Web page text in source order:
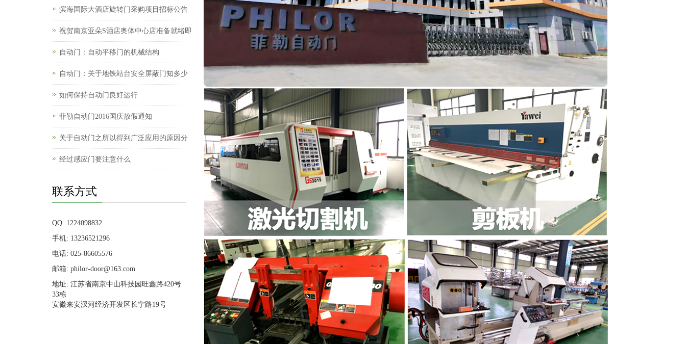
滨海国际大酒店旋转门采购项目招标公告
祝贺南京亚朵S酒店奥体中心店准备就绪即
自动门：自动平移门的机械结构
自动门：关于地铁站台安全屏蔽门知多少
如何保持自动门良好运行
菲勒自动门2016国庆放假通知
关于自动门之所以得到广泛应用的原因分
经过感应门要注意什么
联系方式
QQ: 1224098832
手机: 13236521296
电话: 025-86605576
邮箱: philor-door@163.com
地址: 江苏省南京中山科技园旺鑫路420号
33栋
安徽来安汊河经济开发区长宁路19号